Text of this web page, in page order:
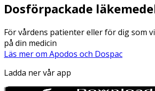
Dosförpackade
För vårdens patienter eller för dig som
på din medicin
Läs mer om Apodos och Dospac
Ladda ner vår app